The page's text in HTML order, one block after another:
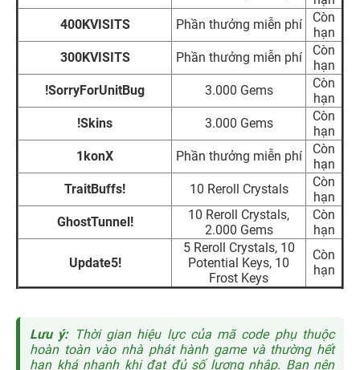
400KVISITS
Phần thưởng miễn phí
Còn
hạn
300KVISITS
Phần thưởng miễn phí
Còn
hạn
!SorryForUnitBug
3.000 Gems
Còn
hạn
!Skins
3.000 Gems
Còn
hạn
1konX
Phần thưởng miễn phí
Còn
hạn
TraitBuffs!
10 Reroll Crystals
Còn
hạn
GhostTunnel!
10 Reroll Crystals,
2.000 Gems
Còn
hạn
Update5!
5 Reroll Crystals, 10
Potential Keys, 10
Frost Keys
Còn
hạn
Lưu ý: Thời gian hiệu lực của mã code phụ thuộc
hoàn toàn vào nhà phát hành game và thường hết
hạn khá nhanh khi đạt đủ số lượng nhập. Bạn nên